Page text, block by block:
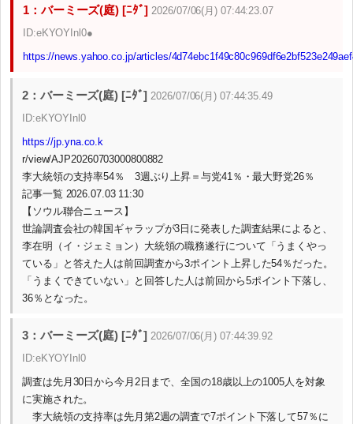
1：バーミーズ(庭) [ﾆﾀﾞ] 2026/07/06(月) 07:44:23.07
ID:eKYOYInl0●
https://news.yahoo.co.jp/articles/
2：バーミーズ(庭) [ﾆﾀﾞ] 2026/07/06(月) 07:44:35.49
ID:eKYOYInl0
https://jp.yna.co.k
r/view/AJP20260703000800882
李大統領の支持率54％ 3週ぶり上昇＝与党41％・最大野党26％
記事一覧 2026.07.03 11:30
【ソウル聯合ニュース】
世論調査会社の韓国ギャラップが3日に発表した調査結果によると、
李在明（イ・ジェミョン）大統領の職務遂行について「うまくやっ
ている」と答えた人は前回調査から3ポイント上昇した54％だった。
「うまくできていない」と回答した人は前回から5ポイント下落し、
36％となった。
3：バーミーズ(庭) [ﾆﾀﾞ] 2026/07/06(月) 07:44:39.92
ID:eKYOYInl0
調査は先月30日から今月2日まで、全国の18歳以上の1005人を対象
に実施された。
李大統領の支持率は先月第2週の調査で7ポイント下落して57％に